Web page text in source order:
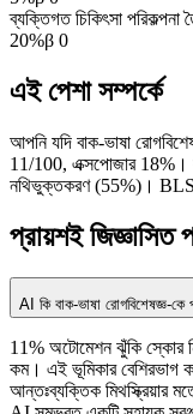
ব্যক্তিগত চিকিৎসা পরিকল্পনা
20%β 0
এই পেশা সম্পর্কে
আপনি যদি বাক-ভাষা
11/100, এক্সপোজার 18%।
নথিভুক্তকরণ (55%)। BLS
প্রায়শই জিজ্ঞাসিত
AI কি বাক-ভাষা রোগবিশেষজ্ঞ-কে
11% অটোমেশন ঝুঁকি স্কোর
কম। এই ভূমিকার বেশিরভাগ
আন্তঃব্যক্তিক মিথস্ক্রিয়ার